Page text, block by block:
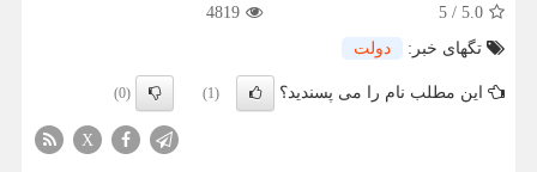
5.0
/
5
4819
تگهای خبر:
دولت
این مطلب نام را می پسندید؟ (1)
(0)
X